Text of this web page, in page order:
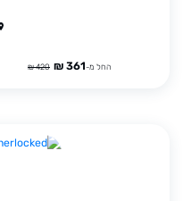
החל מ-361 ₪
420 ₪